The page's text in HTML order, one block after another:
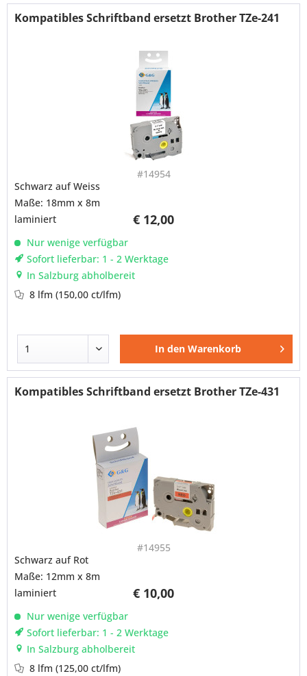
Kompatibles Schriftband ersetzt Brother TZe-241
#14954
€ 12,00
Schwarz auf Weiss
Maße: 18mm x 8m
laminiert
Nur wenige verfügbar
Sofort lieferbar: 1 - 2 Werktage
In Salzburg abholbereit
8 lfm(150,00 ct/lfm)
In den Warenkorb
Kompatibles Schriftband ersetzt Brother TZe-431
#14955
€ 10,00
Schwarz auf Rot
Maße: 12mm x 8m
laminiert
Nur wenige verfügbar
Sofort lieferbar: 1 - 2 Werktage
In Salzburg abholbereit
8 lfm(125,00 ct/lfm)